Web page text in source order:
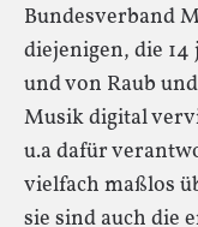
Bundesverband
diejenigen, die
und von Raub
Musik digital
u.a dafür
vielfach maßlos
sie sind auch die